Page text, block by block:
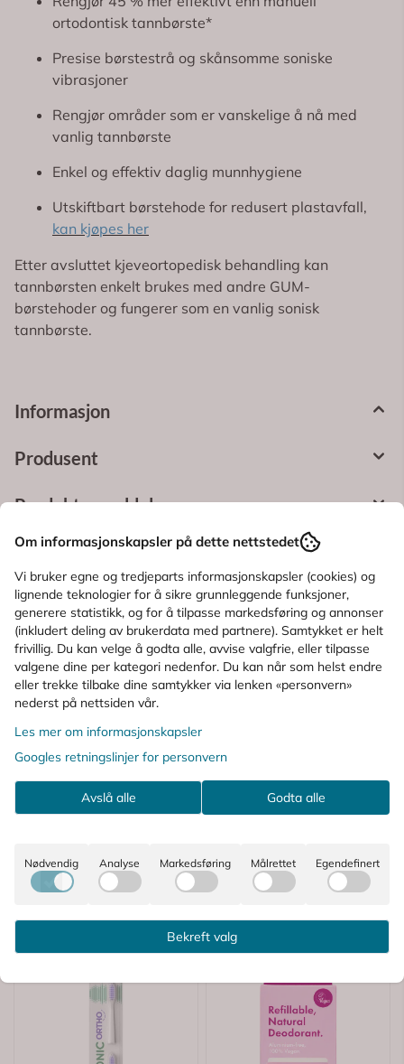
Rengjør 45 % mer effektivt enn manuell
Presise børstestrå og skånsomme soniske
Rengjør områder som er vanskelige å nå med
Utskiftbart børstehode for redusert plastavfall,
Etter avsluttet kjeveortopedisk behandling kan
tannbørsten enkelt brukes med andre GUM-
børstehoder og fungerer som en vanlig sonisk
Spørsmål og svar
Bruksområde
KUNDER SOM SÅ PÅ DETTE SÅ OGSÅ
PÅ
Om informasjonskapsler på dette nettstedet
Vi bruker egne og tredjeparts informasjonskapsler (cookies) og
lignende teknologier for å sikre grunnleggende funksjoner,
generere statistikk, og for å tilpasse markedsføring og annonser
(inkludert deling av brukerdata med partnere). Samtykket er helt
frivillig. Du kan velge å godta alle, avvise valgfrie, eller tilpasse
valgene dine per kategori nedenfor. Du kan når som helst endre
eller trekke tilbake dine samtykker via lenken «personvern»
nederst på nettsiden vår.
Les mer om informasjonskapsler
Googles retningslinjer for personvern
Avslå alle Godta alle
Nødvendig Analyse Markedsføring Målrettet Egendefinert
Bekreft valg